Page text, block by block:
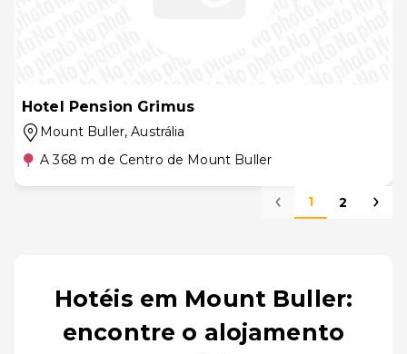
Hotel Pension Grimus
Mount Buller, Austrália
A 368 m de Centro de Mount Buller
1 2
Hotéis em Mount Buller:
encontre o alojamento